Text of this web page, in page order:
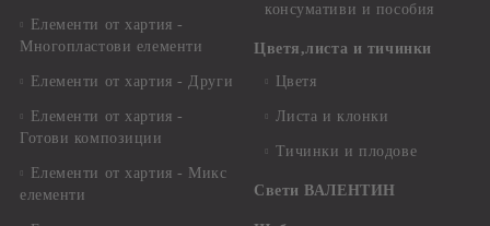
Елементи от хартия -
Многопластови елементи
Елементи от хартия - Други
Елементи от хартия -
Готови композиции
Елементи от хартия - Микс
елементи
консумативи и пособия
Цветя,листа и тичинки
Цветя
Листа и клонки
Тичинки и плодове
Свети ВАЛЕНТИН